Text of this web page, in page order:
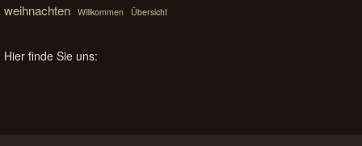
weihnachten Willkommen Übersicht
Hier finde Sie uns: